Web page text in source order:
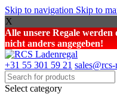
Skip to navigation Skip to
X
Alle unsere Regale
nicht anders angegeben!
+31 55 301 59 21
Select category